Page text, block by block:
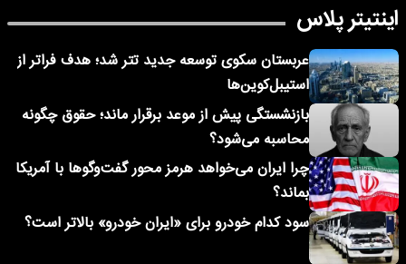
اینتیتر پلاس
عربستان سکوی توسعه جدید تتر شد؛ هدف فراتر از
استیبل‌کوین‌ها
بازنشستگی پیش از موعد برقرار ماند؛ حقوق چگونه
محاسبه می‌شود؟
چرا ایران می‌خواهد هرمز محور گفت‌وگوها با آمریکا
بماند؟
سود کدام خودرو برای «ایران خودرو» بالاتر است؟